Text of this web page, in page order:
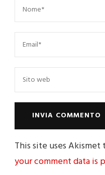
This site uses Akismet
your comment data is